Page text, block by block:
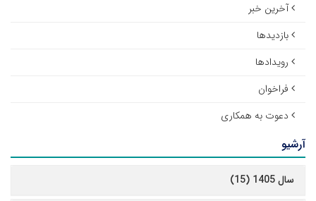
آخرین خبر
بازدیدها
رویدادها
فراخوان
دعوت به همکاری
آرشیو
سال 1405 (15)